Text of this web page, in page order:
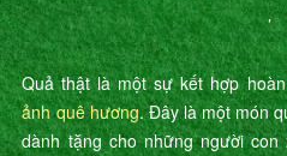
’
Quả thật là một sự kết hợp
ảnh quê hương. Đây là một món
dành tặng cho những người